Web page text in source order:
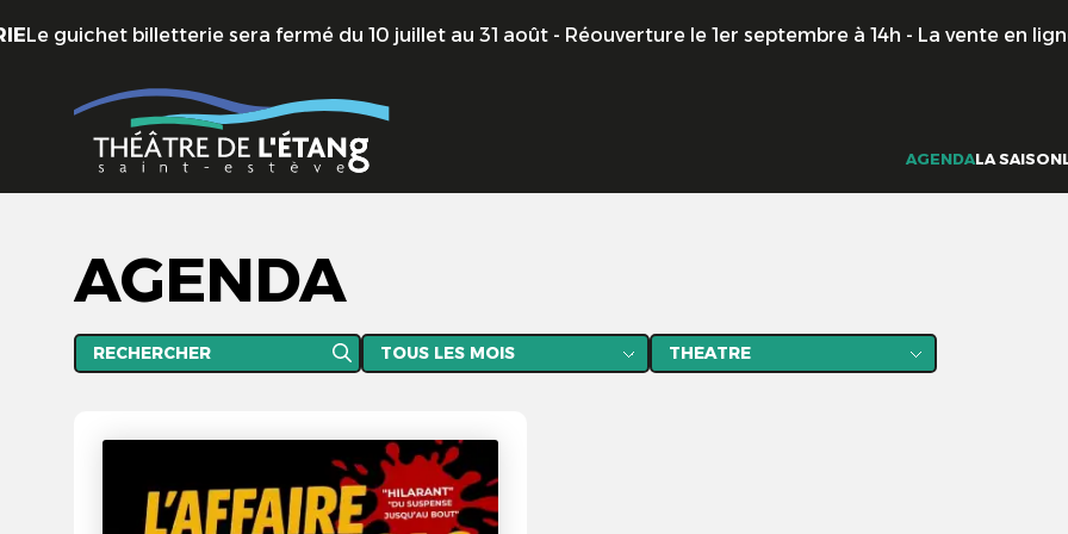
billetterie sera fermé du 10 juillet au 31 août - Réouverture le 1er septembre à 14h - La vente en ligne reste
AGENDALA SAISON
AGENDA
Rechercher Les périodes Catégories